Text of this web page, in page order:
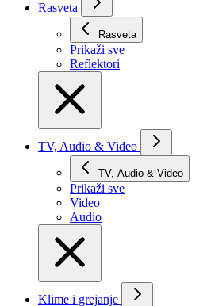
Rasveta
Rasveta
Prikaži svе
Reflektori
TV, Audio & Video
TV, Audio & Video
Prikaži svе
Video
Audio
Klime i grejanje